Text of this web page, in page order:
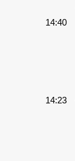
14:40
14:23